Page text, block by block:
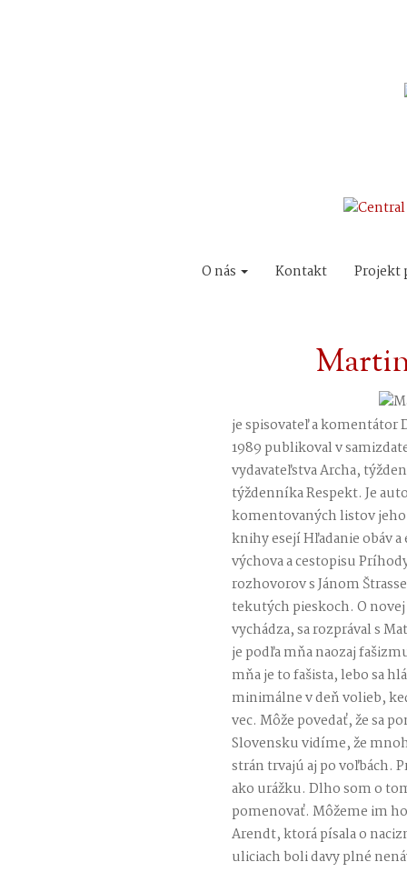
O nás Kontakt Projekt
je spisovateľ a komentátor
1989 publikoval v
vydavateľstva Archa,
týždenníka Respekt. Je
komentovaných listov jeho
knihy esejí Hľadanie obáv
výchova a cestopisu
rozhovorov s Jánom
tekutých pieskoch. O
vychádza, sa rozprával s
je podľa mňa naozaj
mňa je to fašista, lebo sa
minimálne v deň volieb,
vec. Môže povedať, že sa
Slovensku vidíme, že
strán trvajú aj po voľbách.
ako urážku. Dlho som o
pomenovať. Môžeme im
Arendt, ktorá písala o
uliciach boli davy plné